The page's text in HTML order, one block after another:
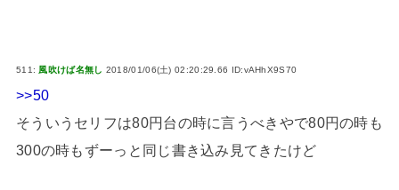
511:風吹けば名無し 2018/01/06(土) 02:20:29.66 ID:vAHhX9S70
>>50
そういうセリフは80円台の時に言うべきやで80円の時も
300の時もずーっと同じ書き込み見てきたけど